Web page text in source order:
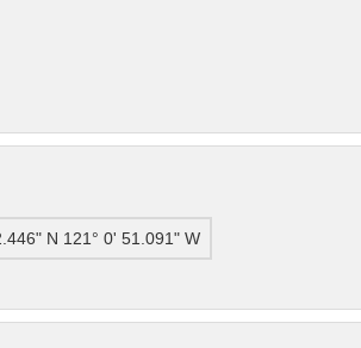
N 121° 0' 51.091" W